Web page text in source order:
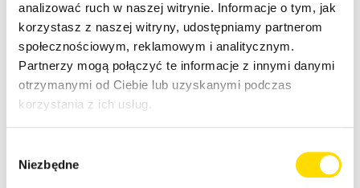
analizować ruch w naszej witrynie. Informacje o tym, jak
korzystasz z naszej witryny, udostępniamy partnerom
społecznościowym, reklamowym i analitycznym.
Partnerzy mogą połączyć te informacje z innymi danymi
otrzymanymi od Ciebie lub uzyskanymi podczas
korzystania z ich usług.
zgody
Niezbędne
zielonej bogatej w białko w krótkim czasie?